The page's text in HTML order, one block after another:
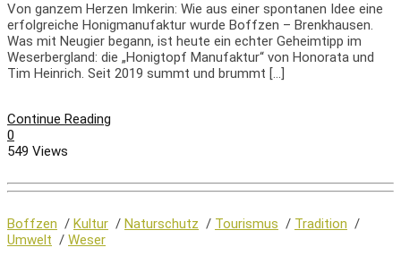
Von ganzem Herzen Imkerin: Wie aus einer spontanen Idee eine
erfolgreiche Honigmanufaktur wurde Boffzen – Brenkhausen.
Was mit Neugier begann, ist heute ein echter Geheimtipp im
Weserbergland: die „Honigtopf Manufaktur“ von Honorata und
Tim Heinrich. Seit 2019 summt und brummt […]
Continue Reading
0
549 Views
Boffzen / Kultur / Naturschutz / Tourismus / Tradition /
Umwelt / Weser